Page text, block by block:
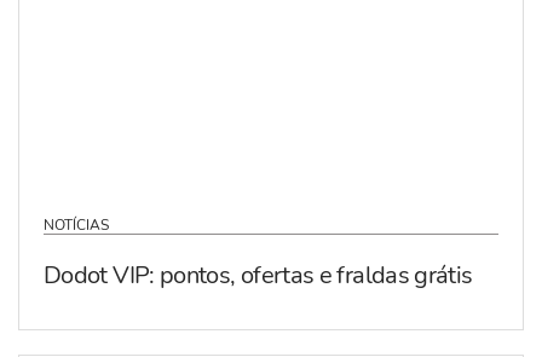
NOTÍCIAS
Dodot VIP: pontos, ofertas e fraldas grátis